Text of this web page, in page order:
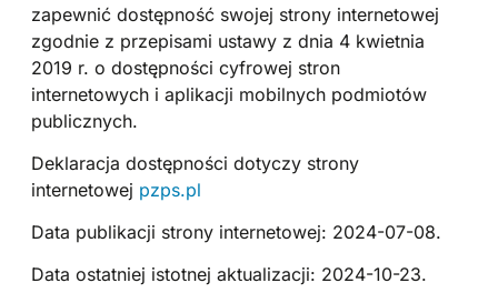
zapewnić dostępność swojej strony internetowej
zgodnie z przepisami ustawy z dnia 4 kwietnia
2019 r. o dostępności cyfrowej stron
internetowych i aplikacji mobilnych podmiotów
publicznych.
Deklaracja dostępności dotyczy strony
internetowej pzps.pl
Data publikacji strony internetowej: 2024-07-08.
Data ostatniej istotnej aktualizacji: 2024-10-23.